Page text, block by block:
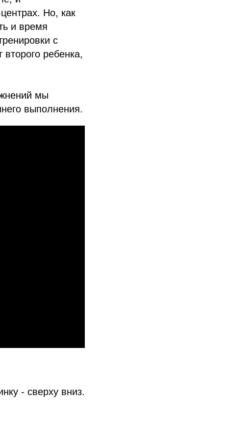
Но, как
и время
с
ребенка,
мы
выполнения.
- сверху вниз.